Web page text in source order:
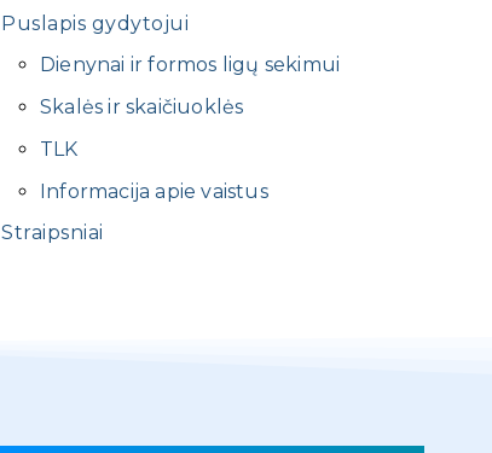
Puslapis gydytojui
Dienynai ir formos ligų sekimui
Skalės ir skaičiuoklės
TLK
Informacija apie vaistus
Straipsniai